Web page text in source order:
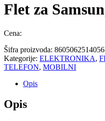
Flet za
Cena:
Šifra proizvoda: 8605062514056
Kategorije: ELEKTRONIKA,
TELEFON, MOBILNI
Opis
Opis